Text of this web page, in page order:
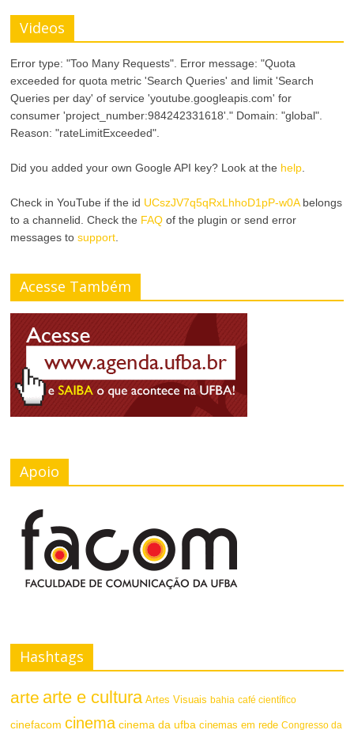
C
o
n
a
e
a
m
a
n
h
o
d
a
o
e
Videos
Error type: "Too Many Requests". Error message: "Quota
exceeded for quota metric 'Search Queries' and limit 'Search
Queries per day' of service 'youtube.googleapis.com' for
consumer 'project_number:984242331618'." Domain: "global".
Reason: "rateLimitExceeded".
Did you added your own Google API key? Look at the help
Check in YouTube if the id UCszJV7q5qRxLhhoD1pP-w0Abelongs
to a channelid. Check the FAQ of the plugin or send error
messages tosupport
Acesse Também
Apoio
Hashtags
arte arte e cultura Artes Visuais bahia café científico
cinefacom cinema cinema da ufba cinemas em rede Congresso da